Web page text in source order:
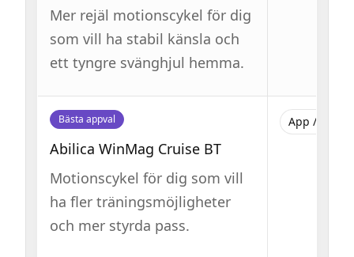
Mer rejäl motionscykel för dig
som vill ha stabil känsla och
ett tyngre svänghjul hemma.
Bästa appval
Abilica WinMag Cruise BT
Motionscykel för dig som vill
ha fler träningsmöjligheter
och mer styrda pass.
App /